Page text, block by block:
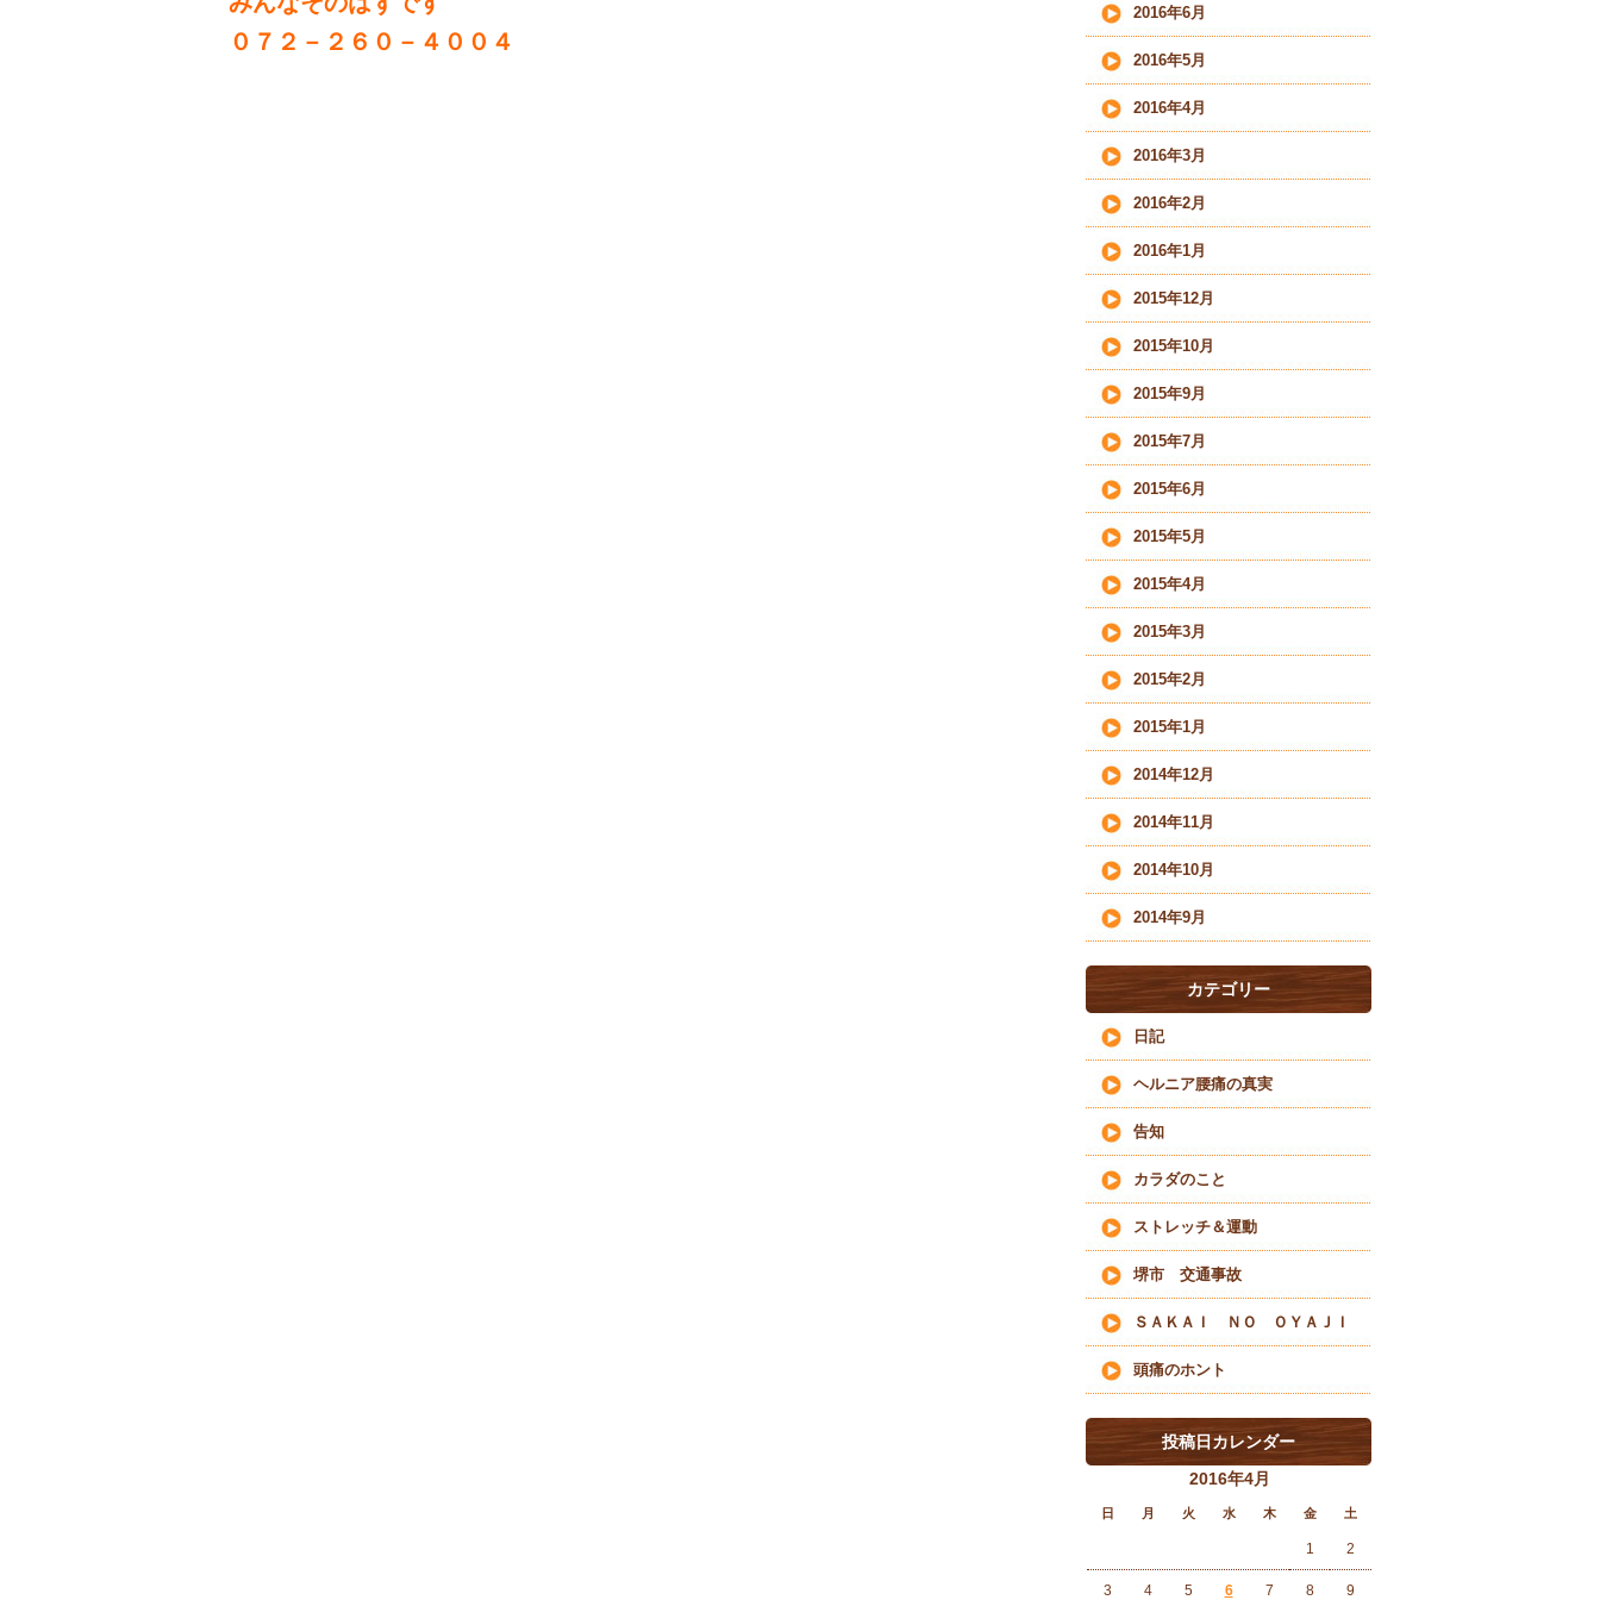
０７２－２６０－４００４
2016年6月
2016年5月
2016年4月
2016年3月
2016年2月
2016年1月
2015年12月
2015年10月
2015年9月
2015年7月
2015年6月
2015年5月
2015年4月
2015年3月
2015年2月
2015年1月
2014年12月
2014年11月
2014年10月
2014年9月
カテゴリー
日記
ヘルニア腰痛の真実
告知
カラダのこと
ストレッチ＆運動
堺市 交通事故
ＳＡＫＡＩ ＮＯ ＯＹＡＪＩ
頭痛のホント
投稿日カレンダー
2016年4月
日 月 火 水 木 金 土
1 2
3 4 5 6 7 8 9